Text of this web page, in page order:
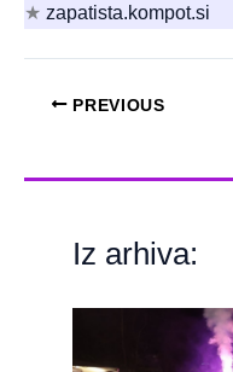
★ zapatista.kompot.si
PREVIOUS
Iz arhiva: